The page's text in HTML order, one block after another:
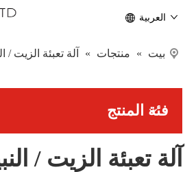
العربية
بيت » منتجات » آلة تعبئة الزيت /
فئة المنتج
آلة تعبئة الزيت /